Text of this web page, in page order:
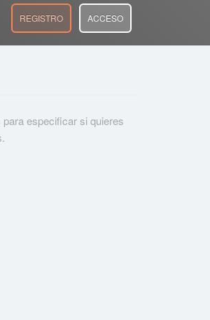
REGISTRO ACCESO
especificar si quieres